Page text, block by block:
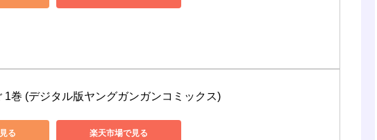
1巻 (デジタル版ヤングガンガンコミックス)
る 楽天市場で見る